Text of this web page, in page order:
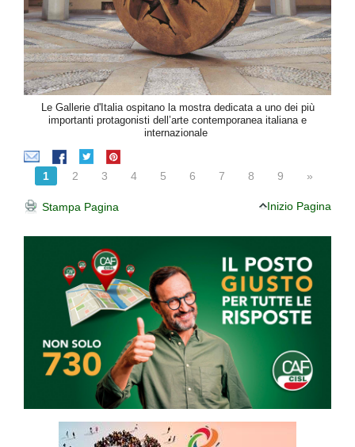
Le Gallerie d'Italia ospitano la mostra dedicata a uno dei più
importanti protagonisti dell’arte contemporanea italiana e
internazionale
1 2 3 4 5 6 7 8 9 »
Stampa Pagina Inizio Pagina